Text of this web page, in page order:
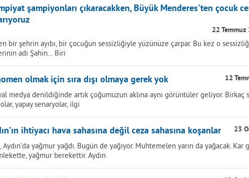
şampiyonları çıkaracakken, Büyük Menderes'ten çocuk
22 Temmuz
bir şehrin ayıbı, bir çocuğun sessizliğiyle yüzünüze çarpar. Bu kez o
adı Şahin... Biri
olmak için sıra dışı olmaya gerek yok 12
medya denildiğinde artık çoğumuzun aklına aynı görüntüler geliyor. Birkaç
yapay senaryolar, ilgi
ihtiyacı hava sahasına değil ceza sahasına koşanlar 23
Aydın’da yağmur yağdı. Bugün de yağıyor. Muhtemelen yarın da yağacak.
yağmur berekettir. Aydın